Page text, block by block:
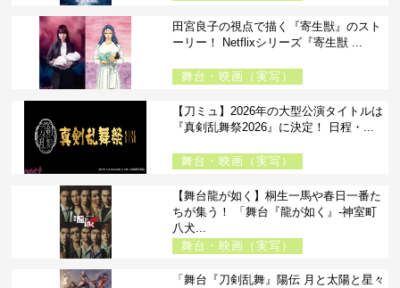
田宮良子の視点で描く『寄生獣』のスト
ーリー！ Netflixシリーズ『寄生獣 ...
舞台・映画（実写）
【刀ミュ】2026年の大型公演タイトルは
『真剣乱舞祭2026』に決定！ 日程・...
舞台・映画（実写）
【舞台龍が如く】桐生一馬や春日一番た
ちが集う！ 「舞台『龍が如く』-神室町
八犬...
舞台・映画（実写）
「舞台『刀剣乱舞』陽伝 月と太陽と星々